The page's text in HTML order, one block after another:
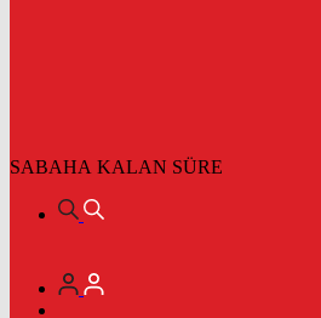
SABAHA KALAN SÜRE